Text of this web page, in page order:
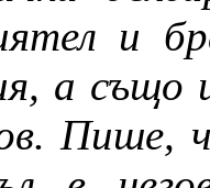
и
а също
Пише,